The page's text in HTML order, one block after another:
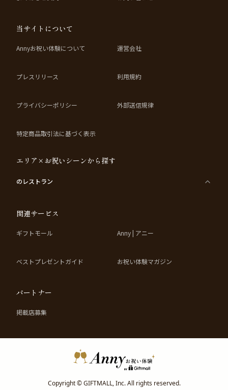
当サイトについて
Annyお祝い体験について 運営会社
プレスリリース 利用規約
プライバシーポリシー 外部送信規律
特定商品取引法に基づく表示
エリア×お祝いシーンから探す
のレストラン
関連サービス
ギフトモール Anny | アニー
ベストプレゼントガイド お祝い体験マガジン
パートナー
掲載店募集
Copyright © GIFTMALL, Inc. All rights reserved.